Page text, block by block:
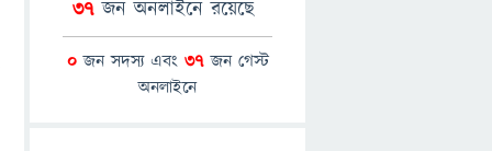
37জন অনলাইনে রয়েছে
0জন সদস্য এবং 37জন গেস্ট
অনলাইনে